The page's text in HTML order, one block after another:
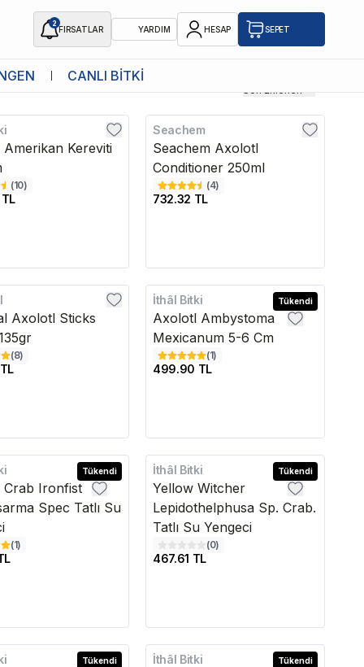
2
FIRSATLAR YARDIM HESAP SEPET
CANLI BİTKİ
Son Eklenen
Amerikan Kereviti
(10)
Seachem
Seachem Axolotl
Conditioner 250ml
(4)
732.32 TL
Axolotl Sticks
(8)
Tükendi
İthâl Bitki
Axolotl Ambystoma
Mexicanum 5-6 Cm
(1)
499.90 TL
Tükendi
Crab Ironfist
Spec Tatlı Su
(1)
Tükendi
İthâl Bitki
Yellow Witcher
Lepidothelphusa Sp. Crab.
Tatlı Su Yengeci
(0)
467.61 TL
Tükendi Tükendi
İthâl Bitki